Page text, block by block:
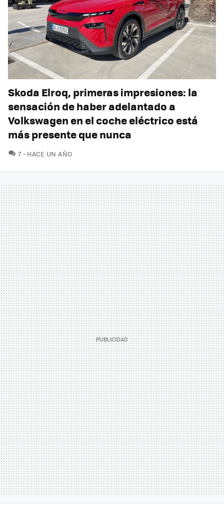
Skoda Elroq, primeras impresiones: la
sensación de haber adelantado a
Volkswagen en el coche eléctrico está
más presente que nunca
7COMENTARIOS
HACE UN AÑO